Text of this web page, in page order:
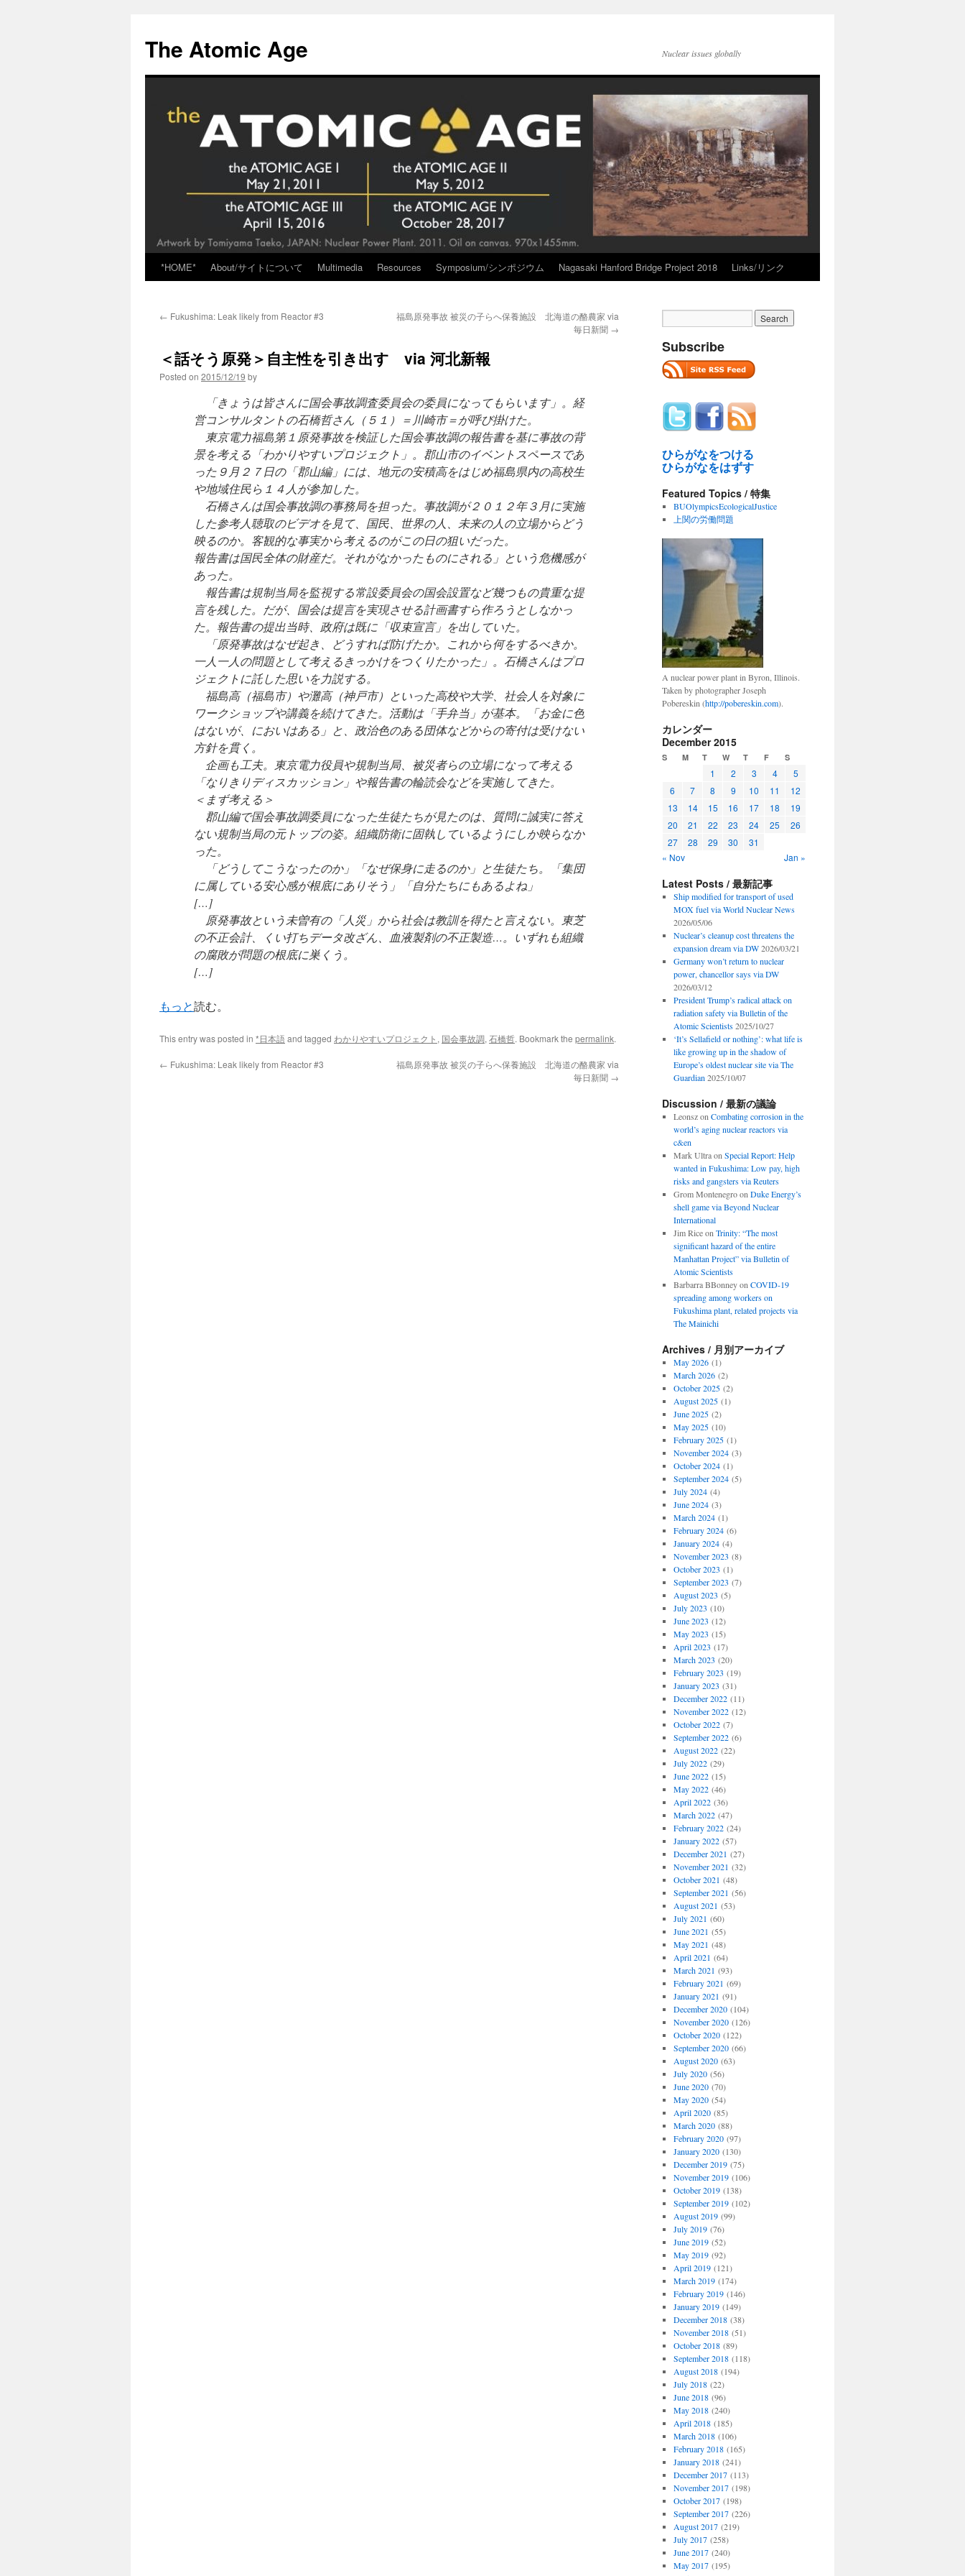
content
The Atomic Age Nuclear issues globally
*HOME* About/サイトについて Multimedia Resources Symposium/シンポジウム Nagasaki Hanford Bridge Project 2018 Links/リンク
← Fukushima: Leak likely from Reactor #3
福島原発事故 被災の子らへ保養施設 北海道の酪農家 via
毎日新聞 →
＜話そう原発＞自主性を引き出す via 河北新報
Posted on 2015/12/19 by
「きょうは皆さんに国会事故調査委員会の委員になってもらいます」。経
営コンサルタントの石橋哲さん（５１）＝川崎市＝が呼び掛けた。
東京電力福島第１原発事故を検証した国会事故調の報告書を基に事故の背
景を考える「わかりやすいプロジェクト」。郡山市のイベントスペースであ
った９月２７日の「郡山編」には、地元の安積高をはじめ福島県内の高校生
や地域住民ら１４人が参加した。
石橋さんは国会事故調の事務局を担った。事故調が２０１２年３月に実施
した参考人聴取のビデオを見て、国民、世界の人、未来の人の立場からどう
映るのか。客観的な事実から考えるのがこの日の狙いだった。
報告書は国民全体の財産だ。それがなかったものにされる」という危機感が
あった。
報告書は規制当局を監視する常設委員会の国会設置など幾つもの貴重な提
言を残した。だが、国会は提言を実現させる計画書すら作ろうとしなかっ
た。報告書の提出当時、政府は既に「収束宣言」を出していた。
「原発事故はなぜ起き、どうすれば防げたか。これから何をするべきか。
一人一人の問題として考えるきっかけをつくりたかった」。石橋さんはプロ
ジェクトに託した思いを力説する。
福島高（福島市）や灘高（神戸市）といった高校や大学、社会人を対象に
ワークショップや講義を続けてきた。活動は「手弁当」が基本。「お金に色
はないが、においはある」と、政治色のある団体などからの寄付は受けない
方針を貫く。
企画も工夫。東京電力役員や規制当局、被災者らの立場になって考える
「なりきりディスカッション」や報告書の輪読会などを実施してきた。
＜まず考える＞
郡山編で国会事故調委員になった生徒たちが見たのは、質問に誠実に答え
ない規制当局の元トップの姿。組織防衛に固執しているようにしか映らなか
った。
「どうしてこうなったのか」「なぜ保身に走るのか」と生徒たち。「集団
に属している安心感が根底にありそう」「自分たちにもあるよね」
[…]
原発事故という未曽有の「人災」から社会は教訓を得たと言えない。東芝
の不正会計、くい打ちデータ改ざん、血液製剤の不正製造…。いずれも組織
の腐敗が問題の根底に巣くう。
[…]
もっと読む。
This entry was posted in *日本語and tagged わかりやすいプロジェクト , 国会事故調, 石橋哲. Bookmark the permalink.
← Fukushima: Leak likely from Reactor #3
福島原発事故 被災の子らへ保養施設 北海道の酪農家 via
毎日新聞 →
Subscribe
ひらがなをつける
ひらがなをはずす
Featured Topics / 特集
BUOlympicsEcologicalJustice
上関の労働問題
A nuclear power plant in Byron, Illinois.
Taken by photographer Joseph
Pobereskin (http://pobereskin.com).
カレンダー
December 2015
S M T W T F S
1 2 3 4
5
6
7 8 9 10 11
12
13
14 15 16 17 18
19
20
21 22 23 24 25
26
27
28 29 30
31
« Nov
Jan »
Latest Posts / 最新記事
Ship modified for transport of used
MOX fuel via World Nuclear News
2026/05/06
Nuclear’s cleanup cost threatens the
expansion dream via DW 2026/03/21
Germany won’t return to nuclear
power, chancellor says via DW
2026/03/12
President Trump’s radical attack on
radiation safety via Bulletin of the
Atomic Scientists 2025/10/27
‘It’s Sellafield or nothing’: what life is
like growing up in the shadow of
Europe’s oldest nuclear site via The
Guardian 2025/10/07
Discussion / 最新の議論
Leonszon Combating corrosion in the
world’s aging nuclear reactors via
c&en
Mark Ultraon Special Report: Help
wanted in Fukushima: Low pay, high
risks and gangsters via Reuters
Grom Montenegroon Duke Energy’s
shell game via Beyond Nuclear
International
Jim Riceon Trinity: “The most
significant hazard of the entire
Manhattan Project” via Bulletin of
Atomic Scientists
Barbarra BBonneyon COVID-19
spreading among workers on
Fukushima plant, related projects via
The Mainichi
Archives / 月別アーカイブ
May 2026(1)
March 2026(2)
October 2025(2)
August 2025(1)
June 2025(2)
May 2025(10)
February 2025(1)
November 2024(3)
October 2024(1)
September 2024(5)
July 2024(4)
June 2024(3)
March 2024(1)
February 2024(6)
January 2024(4)
November 2023 (8)
October 2023 (1)
September 2023 (7)
August 2023 (5)
July 2023 (10)
June 2023 (12)
May 2023 (15)
April 2023 (17)
March 2023 (20)
February 2023 (19)
January 2023 (31)
December 2022(11)
November 2022(12)
October 2022(7)
September 2022(6)
August 2022(22)
July 2022(29)
June 2022(15)
May 2022(46)
April 2022(36)
March 2022(47)
February 2022(24)
January 2022(57)
December 2021 (27)
November 2021 (32)
October 2021 (48)
September 2021 (56)
August 2021 (53)
July 2021 (60)
June 2021 (55)
May 2021 (48)
April 2021 (64)
March 2021 (93)
February 2021 (69)
January 2021 (91)
December 2020(104)
November 2020(126)
October 2020(122)
September 2020(66)
August 2020(63)
July 2020(56)
June 2020(70)
May 2020(54)
April 2020(85)
March 2020(88)
February 2020(97)
January 2020(130)
December 2019(75)
November 2019(106)
October 2019(138)
September 2019(102)
August 2019(99)
July 2019(76)
June 2019(52)
May 2019(92)
April 2019(121)
March 2019(174)
February 2019(146)
January 2019(149)
December 2018(38)
November 2018(51)
October 2018(89)
September 2018(118)
August 2018(194)
July 2018(22)
June 2018(96)
May 2018(240)
April 2018(185)
March 2018(106)
February 2018(165)
January 2018(241)
December 2017(113)
November 2017(198)
October 2017(198)
September 2017(226)
August 2017(219)
July 2017(258)
June 2017(240)
May 2017(195)